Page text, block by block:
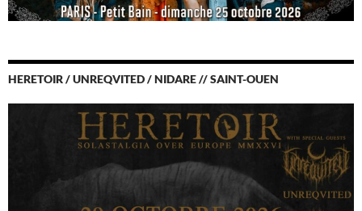
HERETOIR / UNREQVITED / NIDARE // SAINT-OUEN